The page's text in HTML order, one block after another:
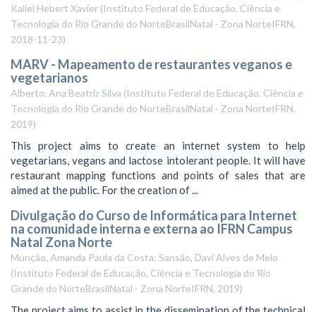
Kaliel Hebert Xavier (Instituto Federal de Educação, Ciência e
Tecnologia do Rio Grande do NorteBrasilNatal - Zona NorteIFRN,
2018-11-23)
MARV - Mapeamento de restaurantes veganos e
vegetarianos
Alberto, Ana Beatriz Silva (Instituto Federal de Educação, Ciência e
Tecnologia do Rio Grande do NorteBrasilNatal - Zona NorteIFRN,
2019)
This project aims to create an internet system to help
vegetarians, vegans and lactose intolerant people. It will have
restaurant mapping functions and points of sales that are
aimed at the public. For the creation of ...
Divulgação do Curso de Informática para Internet
na comunidade interna e externa ao IFRN Campus
Natal Zona Norte
Munção, Amanda Paula da Costa; Sansão, Davi Alves de Melo
(Instituto Federal de Educação, Ciência e Tecnologia do Rio
Grande do NorteBrasilNatal - Zona NorteIFRN, 2019)